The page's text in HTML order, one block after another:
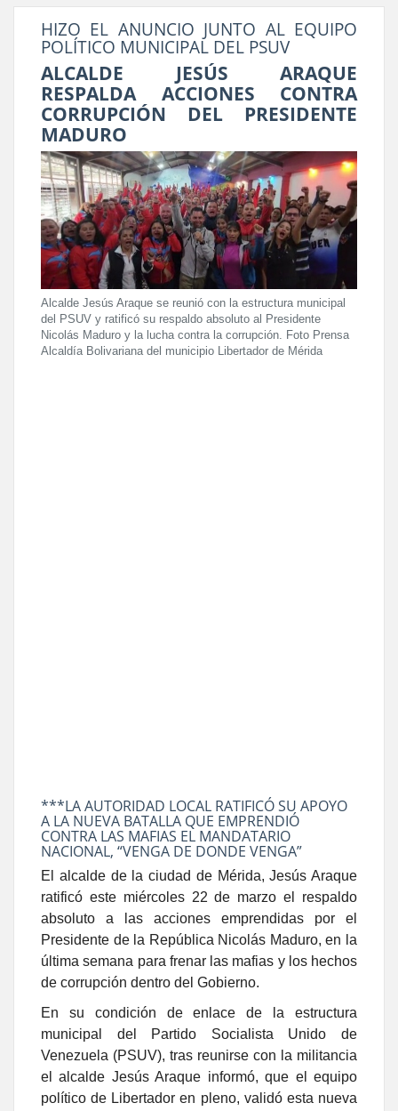
HIZO EL ANUNCIO JUNTO AL EQUIPO
POLÍTICO MUNICIPAL DEL PSUV
ALCALDE JESÚS ARAQUE
RESPALDA ACCIONES CONTRA
CORRUPCIÓN DEL PRESIDENTE
MADURO
Alcalde Jesús Araque se reunió con la estructura municipal
del PSUV y ratificó su respaldo absoluto al Presidente
Nicolás Maduro y la lucha contra la corrupción. Foto Prensa
Alcaldía Bolivariana del municipio Libertador de Mérida
***LA AUTORIDAD LOCAL RATIFICÓ SU APOYO
A LA NUEVA BATALLA QUE EMPRENDIÓ
CONTRA LAS MAFIAS EL MANDATARIO
NACIONAL, “VENGA DE DONDE VENGA”
El alcalde de la ciudad de Mérida, Jesús Araque
ratificó este miércoles 22 de marzo el respaldo
absoluto a las acciones emprendidas por el
Presidente de la República Nicolás Maduro, en la
última semana para frenar las mafias y los hechos
de corrupción dentro del Gobierno.
En su condición de enlace de la estructura
municipal del Partido Socialista Unido de
Venezuela (PSUV), tras reunirse con la militancia
el alcalde Jesús Araque informó, que el equipo
político de Libertador en pleno, validó esta nueva